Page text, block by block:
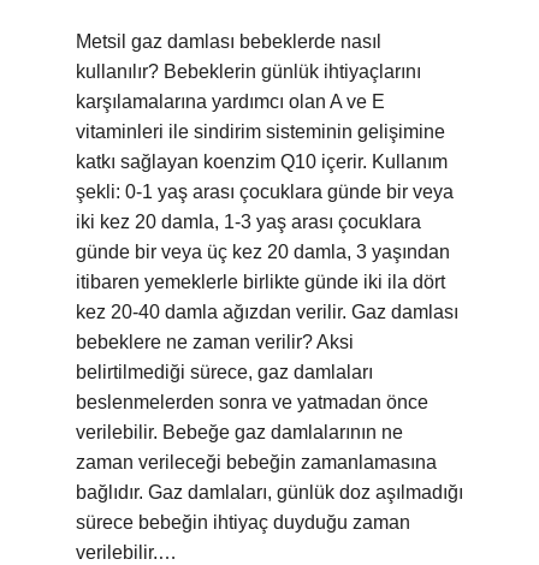
Metsil gaz damlası bebeklerde nasıl
kullanılır? Bebeklerin günlük ihtiyaçlarını
karşılamalarına yardımcı olan A ve E
vitaminleri ile sindirim sisteminin gelişimine
katkı sağlayan koenzim Q10 içerir. Kullanım
şekli: 0-1 yaş arası çocuklara günde bir veya
iki kez 20 damla, 1-3 yaş arası çocuklara
günde bir veya üç kez 20 damla, 3 yaşından
itibaren yemeklerle birlikte günde iki ila dört
kez 20-40 damla ağızdan verilir. Gaz damlası
bebeklere ne zaman verilir? Aksi
belirtilmediği sürece, gaz damlaları
beslenmelerden sonra ve yatmadan önce
verilebilir. Bebeğe gaz damlalarının ne
zaman verileceği bebeğin zamanlamasına
bağlıdır. Gaz damlaları, günlük doz aşılmadığı
sürece bebeğin ihtiyaç duyduğu zaman
verilebilir.…